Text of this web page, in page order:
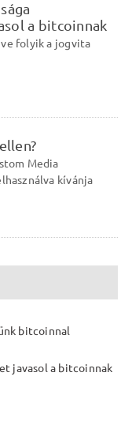
a bitcoinnak
folyik a jogvita
Media
kívánja
bitcoinnal
javasol a bitcoinnak